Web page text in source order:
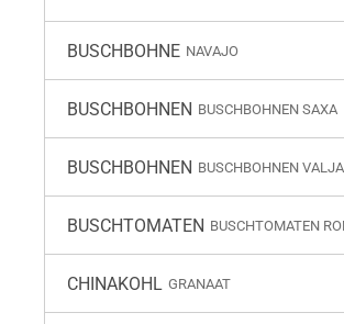
BUSCHBOHNE NAVAJO
BUSCHBOHNEN BUSCHBOHNEN SAXA
BUSCHBOHNEN BUSCHBOHNEN VALJA
BUSCHTOMATEN BUSCHTOMATEN
CHINAKOHL GRANAAT